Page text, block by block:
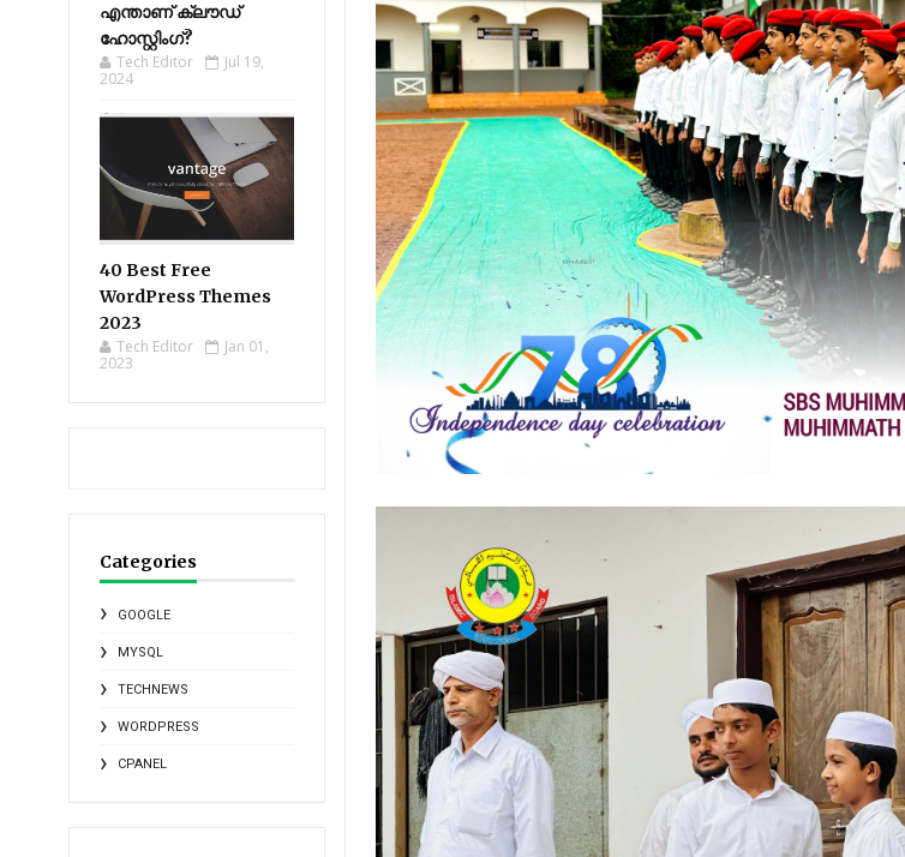
എന്താണ് ക്ലൗഡ്
ഹോസ്റ്റിംഗ്?
Tech Editor
Jul 19,
2024
40 Best Free
WordPress Themes
2023
Tech Editor
Jan 01,
2023
Categories
GOOGLE
MYSQL
TECHNEWS
WORDPRESS
CPANEL